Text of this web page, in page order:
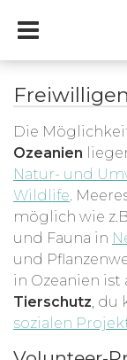
Die
Ozeanien
Natur- und
Wildlife.
möglich wie
und Fauna in
und
in Ozeanien
Tierschutz, du
sozialen